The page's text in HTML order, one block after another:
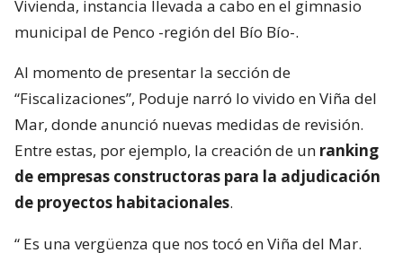
Vivienda, instancia llevada a cabo en el gimnasio
municipal de Penco -región del Bío Bío-.
Al momento de presentar la sección de
“Fiscalizaciones”, Poduje narró lo vivido en Viña del
Mar, donde anunció nuevas medidas de revisión.
Entre estas, por ejemplo, la creación de un ranking
de empresas constructoras para la adjudicación
de proyectos habitacionales.
“ Es una vergüenza que nos tocó en Viña del Mar.